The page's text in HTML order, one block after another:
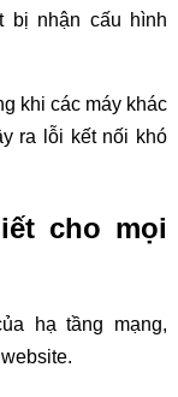
bị nhận cấu hình
khi các máy khác
ra lỗi kết nối khó
cho mọi
hạ tầng mạng,